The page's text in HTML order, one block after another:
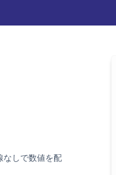
なしで数値を配